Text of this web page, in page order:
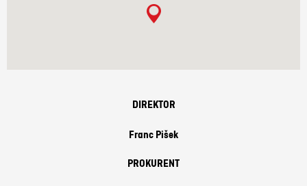
DIREKTOR
Franc Pišek
PROKURENT